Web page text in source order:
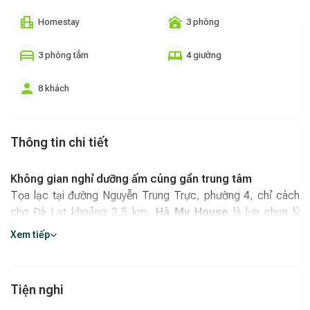
Homestay 3 phòng
3 phòng tắm 4 giường
8 khách
Thông tin chi tiết
Không gian nghỉ dưỡng ấm cúng gần trung tâm
Tọa lạc tại đường Nguyễn Trung Trực, phường 4, chỉ cách
chợ Đà Lạt khoảng 2,5 km, Hà My House là lựa chọn lý
tưởng cho nhóm bạn hoặc gia đình muốn nghỉ dưỡng thoải
chức tiệc nhỏ.
Xem tiếp
Tiện nghi